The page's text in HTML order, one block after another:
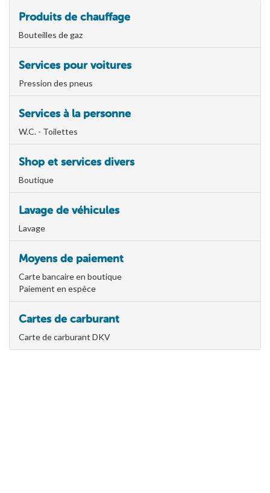
Produits de chauffage
Bouteilles de gaz
Services pour voitures
Pression des pneus
Services à la personne
W.C. - Toilettes
Shop et services divers
Boutique
Lavage de véhicules
Lavage
Moyens de paiement
Carte bancaire en boutique
Paiement en espèce
Cartes de carburant
Carte de carburant DKV